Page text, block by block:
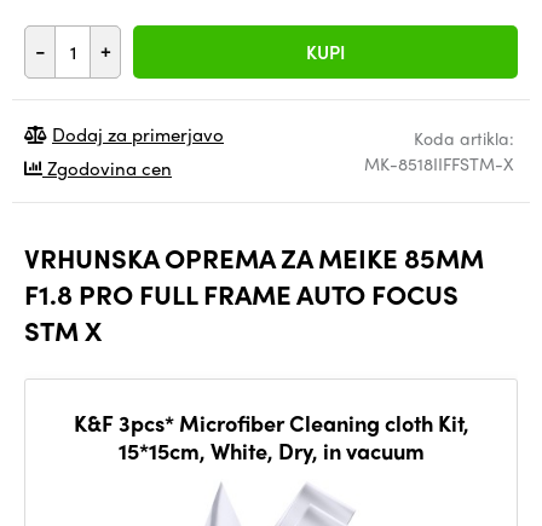
- + KUPI
Koda artikla:
MK-8518IIFFSTM-X
Dodaj za primerjavo
Zgodovina cen
VRHUNSKA OPREMA ZA MEIKE 85MM
F1.8 PRO FULL FRAME AUTO FOCUS
STM X
K&F 3pcs* Microfiber Cleaning cloth Kit,
15*15cm, White, Dry, in vacuum